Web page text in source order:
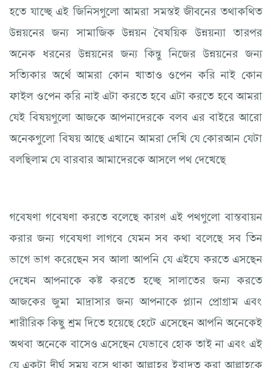
হতে যাচ্ছে এই জিনিসগুলো আমরা সমস্তই জীবনের তথাকথিত
উন্নয়নের জন্য সামাজিক উন্নয়ন বৈষয়িক উন্নয়ন্যা তারপর
অনেক ধরনের উন্নয়নের জন্য কিন্তু নিজের উন্নয়নের জন্য
সত্যিকার অর্থে আমরা কোন খাতাও ওপেন করি নাই কোন
ফাইল ওপেন করি নাই এটা করতে হবে এটা করতে হবে আমরা
যেই বিষয়গুলো আজকে আপনাদেরকে বলব এর বাইরে আরো
অনেকগুলো বিষয় আছে এখানে আমরা দেখি যে কোরআন যেটা
বলছিলাম যে বারবার আমাদেরকে আসলে পথ দেখেছে
গবেষণা গবেষণা করতে বলেছে কারণ এই পথগুলো বাস্তবায়ন
করার জন্য গবেষণা লাগবে যেমন সব কথা বলেছে সব তিন
ভাগে ভাগ করেছেন সব আলা আপনি যে এইযে করতে এসছেন
দেখেন আপনাকে কষ্ট করতে হচ্ছে সালাতের জন্য করতে
আজকের জুমা মাদ্রাসার জন্য আপনাকে প্ল্যান প্রোগ্রাম এবং
শারীরিক কিছু শ্রম দিতে হয়েছে হেটে এসেছেন আপনি অনেকেই
অথবা অনেকে বাসেও এসেছেন যেভাবে হোক তাই না এবং এই
যে একটা দীর্ঘ সময় বসে থাকা আল্লাহর ইবাদত করা আল্লাহকে